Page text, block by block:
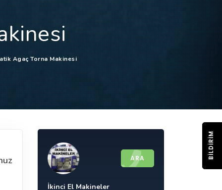
Agaç Torna Makinesi
ARA
İkinci El Makineler
BILDIRIM